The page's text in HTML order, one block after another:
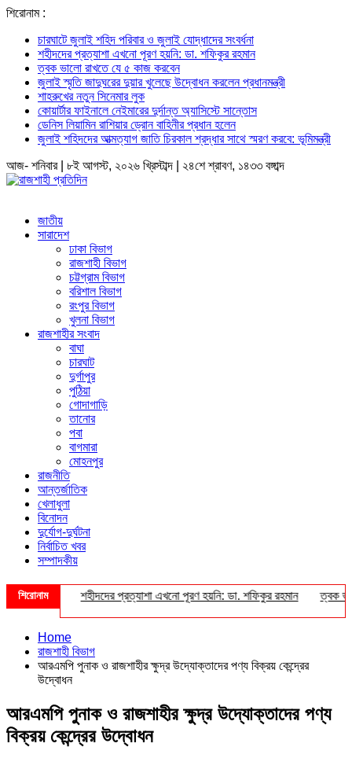
শিরোনাম :
চারঘাটে জুলাই শহিদ পরিবার ও জুলাই যোদ্ধাদের সংবর্ধনা
শহীদদের প্রত্যাশা এখনো পূরণ হয়নি: ডা. শফিকুর রহমান
ত্বক ভালো রাখতে যে ৫ কাজ করবেন
জুলাই স্মৃতি জাদুঘরের দুয়ার খুলেছে উদ্বোধন করলেন প্রধানমন্ত্রী
শাহরুখের নতুন সিনেমার লুক
কোয়ার্টার ফাইনালে নেইমারের দুর্দান্ত অ্যাসিস্টে সান্তোস
ডেনিস লিয়ামিন রাশিয়ার ড্রোন বাহিনীর প্রধান হলেন
জুলাই শহিদদের আত্মত্যাগ জাতি চিরকাল শ্রদ্ধার সাথে স্মরণ করবে: ভূমিমন্ত্রী
আজ- শনিবার | ৮ই আগস্ট, ২০২৬ খ্রিস্টাব্দ | ২৪শে শ্রাবণ, ১৪৩৩ বঙ্গাব্দ
জাতীয়
সারাদেশ
ঢাকা বিভাগ
রাজশাহী বিভাগ
চট্টগ্রাম বিভাগ
বরিশাল বিভাগ
রংপুর বিভাগ
খুলনা বিভাগ
রাজশাহীর সংবাদ
বাঘা
চারঘাট
দুর্গাপুর
পুঠিয়া
গোদাগাড়ি
তানোর
পবা
বাগমারা
মোহনপুর
রাজনীতি
আন্তর্জাতিক
খেলাধুলা
বিনোদন
দুর্যোগ-দুর্ঘটনা
নির্বাচিত খবর
সম্পাদকীয়
শিরোনাম
সংবর্ধনা শহীদদের প্রত্যাশা এখনো পূরণ হয়নি: ডা. শফিকুর রহমান ত্বক
Home
রাজশাহী বিভাগ
আরএমপি পুনাক ও রাজশাহীর ক্ষুদ্র উদ্যোক্তাদের পণ্য বিক্রয় কেন্দ্রের
উদ্বোধন
আরএমপি পুনাক ও রাজশাহীর ক্ষুদ্র উদ্যোক্তাদের পণ্য
বিক্রয় কেন্দ্রের উদ্বোধন